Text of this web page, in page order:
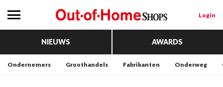
Login
NIEUWS AWARDS
Ondernemers Groothandels Fabrikanten Onderweg